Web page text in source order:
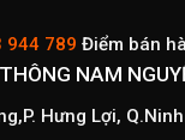
944 789 Điểm bán
NAM
Hưng Lợi,